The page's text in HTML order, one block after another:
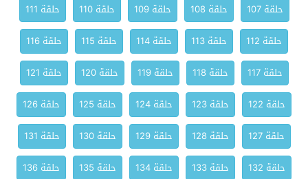
حلقة 107
حلقة 108 حلقة 109 حلقة 110
حلقة 111
حلقة 112
حلقة 113 حلقة 114 حلقة 115
حلقة 116
حلقة 117
حلقة 118 حلقة 119 حلقة 120
حلقة 121
حلقة 122
حلقة 123 حلقة 124 حلقة 125
حلقة 126
حلقة 127
حلقة 128 حلقة 129 حلقة 130
حلقة 131
حلقة 132
حلقة 133 حلقة 134 حلقة 135 حلقة 136